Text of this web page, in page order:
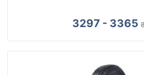
3297 - 3365 ₴